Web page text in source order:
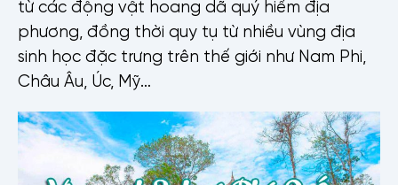
từ các động vật hoang dã quý hiếm địa
phương, đồng thời quy tụ từ nhiều vùng địa
sinh học đặc trưng trên thế giới như Nam Phi,
Châu Âu, Úc, Mỹ…